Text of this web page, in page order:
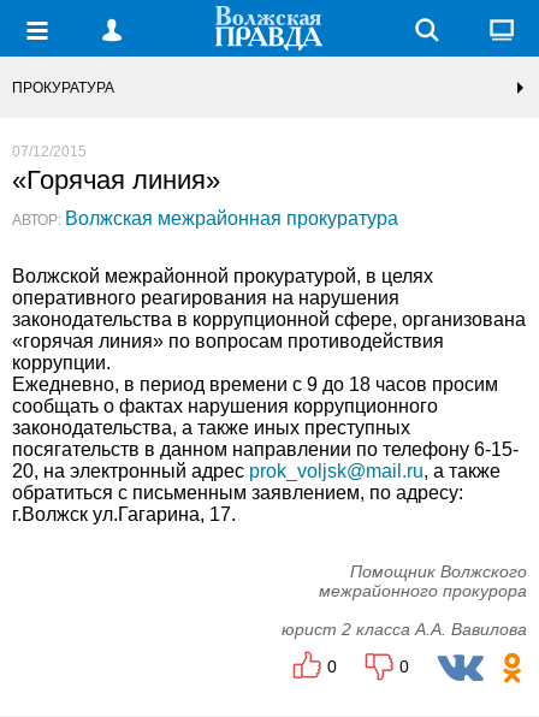
ПРОКУРАТУРА
07/12/2015
«Горячая линия»
АВТОР: Волжская межрайонная прокуратура
Волжской межрайонной прокуратурой, в целях
оперативного реагирования на нарушения
законодательства в коррупционной сфере, организована
«горячая линия» по вопросам противодействия
коррупции.
Ежедневно, в период времени с 9 до 18 часов просим
сообщать о фактах нарушения коррупционного
законодательства, а также иных преступных
посягательств в данном направлении по телефону 6-15-
20, на электронный адрес prok_voljsk@mail.ru, а также
обратиться с письменным заявлением, по адресу:
г.Волжск ул.Гагарина, 17.
Помощник Волжского
межрайонного прокурора
юрист 2 класса А.А. Вавилова
0
0